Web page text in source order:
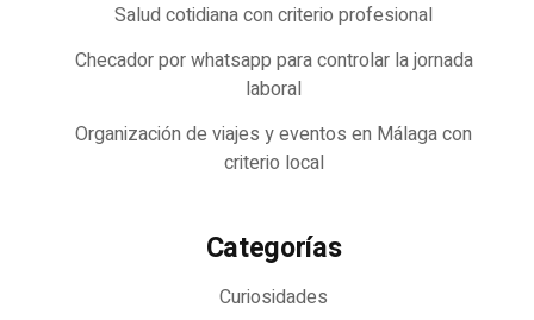
Salud cotidiana con criterio profesional
Checador por whatsapp para controlar la jornada
laboral
Organización de viajes y eventos en Málaga con
criterio local
Categorías
Curiosidades